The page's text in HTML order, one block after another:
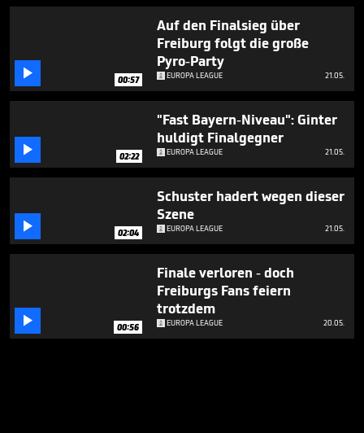
 00:57
Auf den Finalsieg über
Freiburg folgt die große
Pyro-Party
EUROPA LEAGUE 21.05.
 02:22
"Fast Bayern-Niveau": Ginter
huldigt Finalgegner
EUROPA LEAGUE 21.05.
 02:04
Schuster hadert wegen dieser
Szene
EUROPA LEAGUE 21.05.
 00:56
Finale verloren - doch
Freiburgs Fans feiern
trotzdem
EUROPA LEAGUE 20.05.